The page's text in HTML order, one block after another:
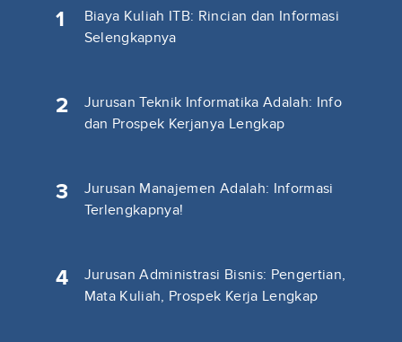
1
Biaya Kuliah ITB: Rincian dan Informasi
Selengkapnya
2
Jurusan Teknik Informatika Adalah: Info
dan Prospek Kerjanya Lengkap
3
Jurusan Manajemen Adalah: Informasi
Terlengkapnya!
4
Jurusan Administrasi Bisnis: Pengertian,
Mata Kuliah, Prospek Kerja Lengkap